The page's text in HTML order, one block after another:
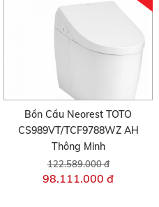
Bồn Cầu Neorest TOTO
CS989VT/TCF9788WZ AH
Thông Minh
122.589.000 đ
98.111.000 đ